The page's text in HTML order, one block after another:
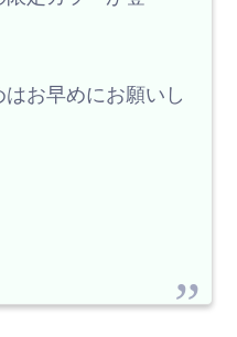
お早めにお願いし